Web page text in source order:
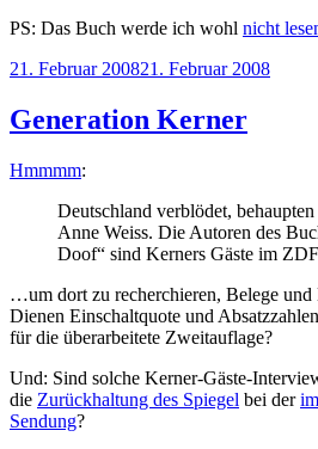
PS: Das Buch werde ich wohl nicht
Veröffentlicht
21. Februar 200821. Februar 2008
Generation Kerner
Hmmmm:
Deutschland verblödet,
Anne Weiss. Die Autoren des
Doof“ sind Kerners Gäste im ZDF
…um dort zu recherchieren, Belege und
Dienen Einschaltquote und
für die überarbeitete Zweitauflage?
Und: Sind solche Kerner-Gäste-
die Zurückhaltung des Spiegel bei der
Sendung?